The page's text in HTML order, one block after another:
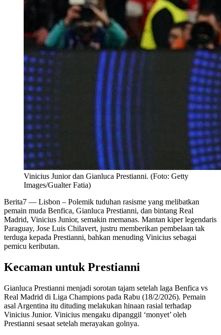
Vinicius Junior dan Gianluca Prestianni. (Foto: Getty
Images/Gualter Fatia)
Berita7 — Lisbon – Polemik tuduhan rasisme yang melibatkan
pemain muda Benfica, Gianluca Prestianni, dan bintang Real
Madrid, Vinicius Junior, semakin memanas. Mantan kiper legendaris
Paraguay, Jose Luis Chilavert, justru memberikan pembelaan tak
terduga kepada Prestianni, bahkan menuding Vinicius sebagai
pemicu keributan.
Kecaman untuk Prestianni
Gianluca Prestianni menjadi sorotan tajam setelah laga Benfica vs
Real Madrid di Liga Champions pada Rabu (18/2/2026). Pemain
asal Argentina itu dituding melakukan hinaan rasial terhadap
Vinicius Junior. Vinicius mengaku dipanggil ‘monyet’ oleh
Prestianni sesaat setelah merayakan golnya.